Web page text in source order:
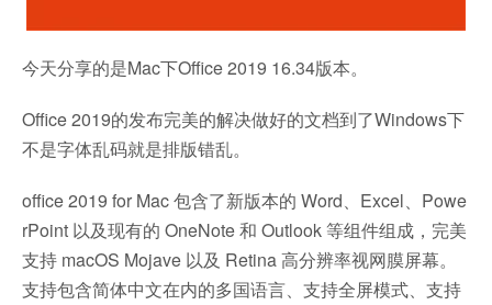
今天分享的是Mac下Office 2019 16.34版本。
Office 2019的发布完美的解决做好的文档到了Windows下
不是字体乱码就是排版错乱。
office 2019 for Mac 包含了新版本的 Word、Excel、Powe
rPoint 以及现有的 OneNote 和 Outlook 等组件组成，完美
支持 macOS Mojave 以及 Retina 高分辨率视网膜屏幕。
支持包含简体中文在内的多国语言、支持全屏模式、支持